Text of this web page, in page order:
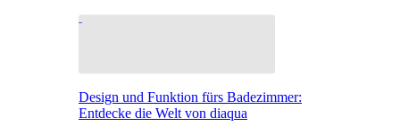
Design und Funktion fürs Badezimmer:
Entdecke die Welt von diaqua